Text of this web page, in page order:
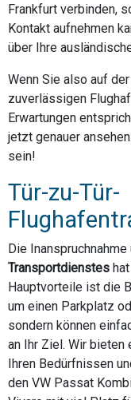
Frankfurt verbinden,
Kontakt aufnehmen
über Ihre
Wenn Sie also auf
zuverlässigen
Erwartungen
jetzt genauer
sein!
Tür-zu-Tür-
Die
Transportdienstes
Hauptvorteile ist die
um einen Parkplatz
sondern können
an Ihr Ziel. Wir bieten
Ihren Bedürfnissen
den VW Passat